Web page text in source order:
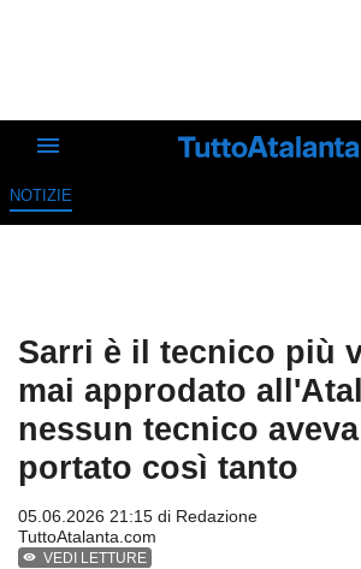
NOTIZIE
Sarri è il tecnico più
mai approdato
nessun tecnico
portato così tanto
05.06.2026 21:15 di Redazione
TuttoAtalanta.com
VEDI LETTURE